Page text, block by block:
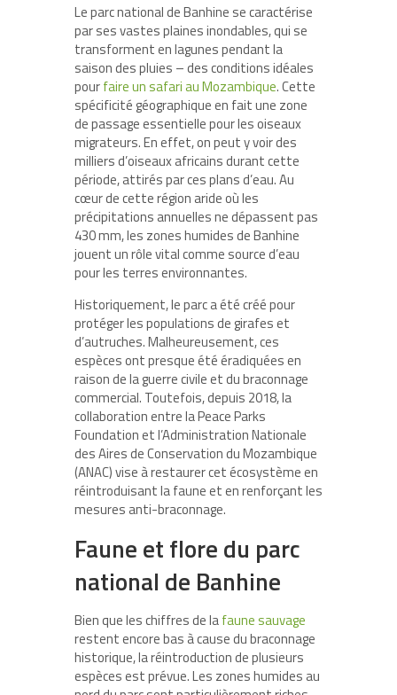
Le parc national de Banhine se caractérise
par ses vastes plaines inondables, qui se
transforment en lagunes pendant la
saison des pluies – des conditions idéales
pourfaire un safari au Mozambique. Cette
spécificité géographique en fait une zone
de passage essentielle pour les oiseaux
migrateurs. En effet, on peut y voir des
milliers d’oiseaux africains durant cette
période, attirés par ces plans d’eau. Au
cœur de cette région aride où les
précipitations annuelles ne dépassent pas
430 mm, les zones humides de Banhine
jouent un rôle vital comme source d’eau
pour les terres environnantes.
Historiquement, le parc a été créé pour
protéger les populations de girafes et
d’autruches. Malheureusement, ces
espèces ont presque été éradiquées en
raison de la guerre civile et du braconnage
commercial. Toutefois, depuis 2018, la
collaboration entre la Peace Parks
Foundation et l’Administration Nationale
des Aires de Conservation du Mozambique
(ANAC) vise à restaurer cet écosystème en
réintroduisant la faune et en renforçant les
mesures anti-braconnage.
Faune et flore du parc
national de Banhine
Bien que les chiffres de lafaune sauvage
restent encore bas à cause du braconnage
historique, la réintroduction de plusieurs
espèces est prévue. Les zones humides au